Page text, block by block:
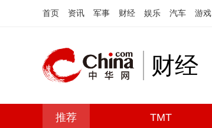
首页 资讯 军事 财经 娱乐 汽车 游戏
财经
推荐 TMT